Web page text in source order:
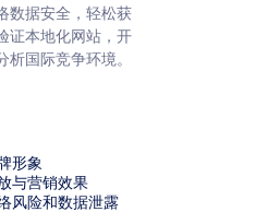
数据安全，轻松获
证本地化网站，开
析国际竞争环境。
形象
与营销效果
风险和数据泄露